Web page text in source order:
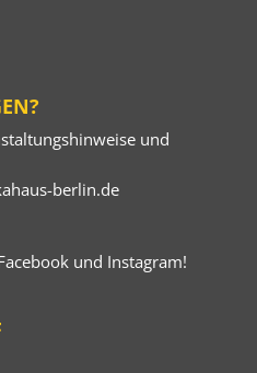
und
berlin.de
und Instagram!